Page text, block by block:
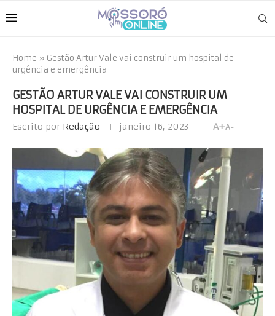
Home » Gestão Artur Vale vai construir um hospital de
urgência e emergência
GESTÃO ARTUR VALE VAI CONSTRUIR UM
HOSPITAL DE URGÊNCIA E EMERGÊNCIA
Escrito por Redação janeiro 16, 2023 A+A-